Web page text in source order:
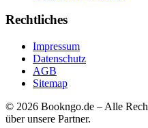
Rechtliches
Impressum
Datenschutz
AGB
Sitemap
© 2026 Bookngo.de – Alle
über unsere Partner.